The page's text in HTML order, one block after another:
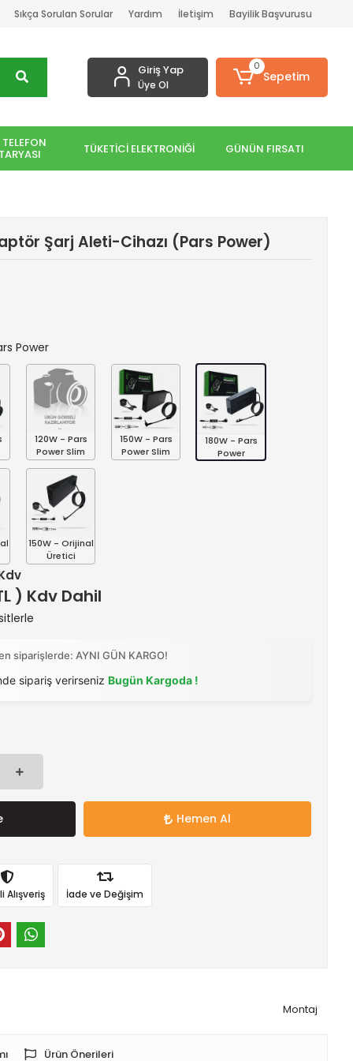
Sıkça Sorulan Sorular Yardım İletişim Bayilik Başvurusu
Giriş Yap
Üye Ol
0
Sepetim
TÜKETİCİ ELEKTRONİĞİ GÜNÜN FIRSATI
Şarj Aleti-Cihazı (Pars Power)
Power
120W - Pars
Power Slim
150W - Pars
Power Slim
180W - Pars
Power
150W - Orijinal
Üretici
) Kdv Dahil
siparişlerde: AYNI GÜN KARGO!
sipariş verirseniz Bugün Kargoda !
Hemen Al
Alışveriş İade ve Değişim
Montaj
Ürün Önerileri